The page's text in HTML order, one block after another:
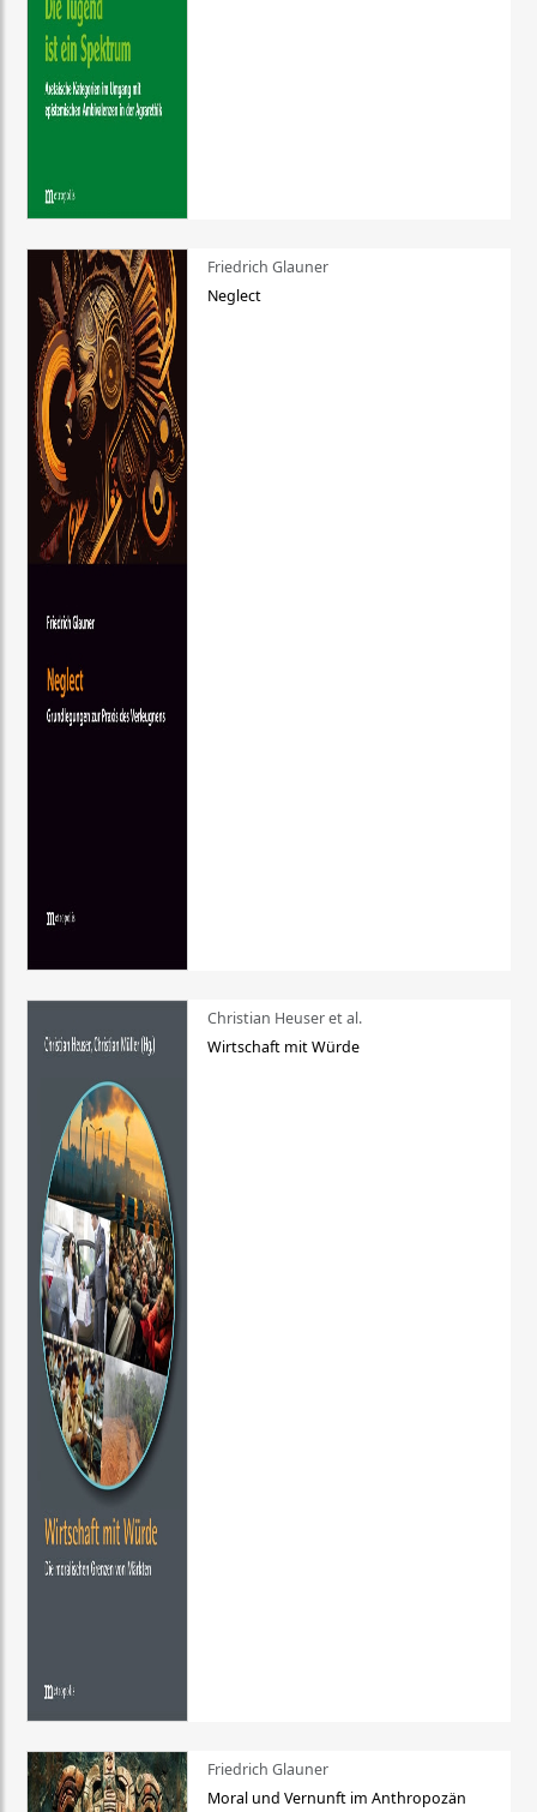
Friedrich Glauner
Neglect
Christian Heuser et al.
Wirtschaft mit Würde
Friedrich Glauner
Moral und Vernunft im Anthropozän